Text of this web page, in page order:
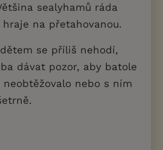
sealyhamů ráda
na přetahovanou.
se příliš nehodí,
dávat pozor, aby batole
nebo s ním